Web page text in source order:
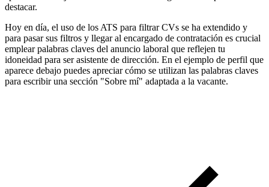
destacar.
Hoy en día, el uso de los ATS para filtrar CVs se ha extendido y
para pasar sus filtros y llegar al encargado de contratación es crucial
emplear palabras claves del anuncio laboral que reflejen tu
idoneidad para ser asistente de dirección. En el ejemplo de perfil que
aparece debajo puedes apreciar cómo se utilizan las palabras claves
para escribir una sección "Sobre mí" adaptada a la vacante.